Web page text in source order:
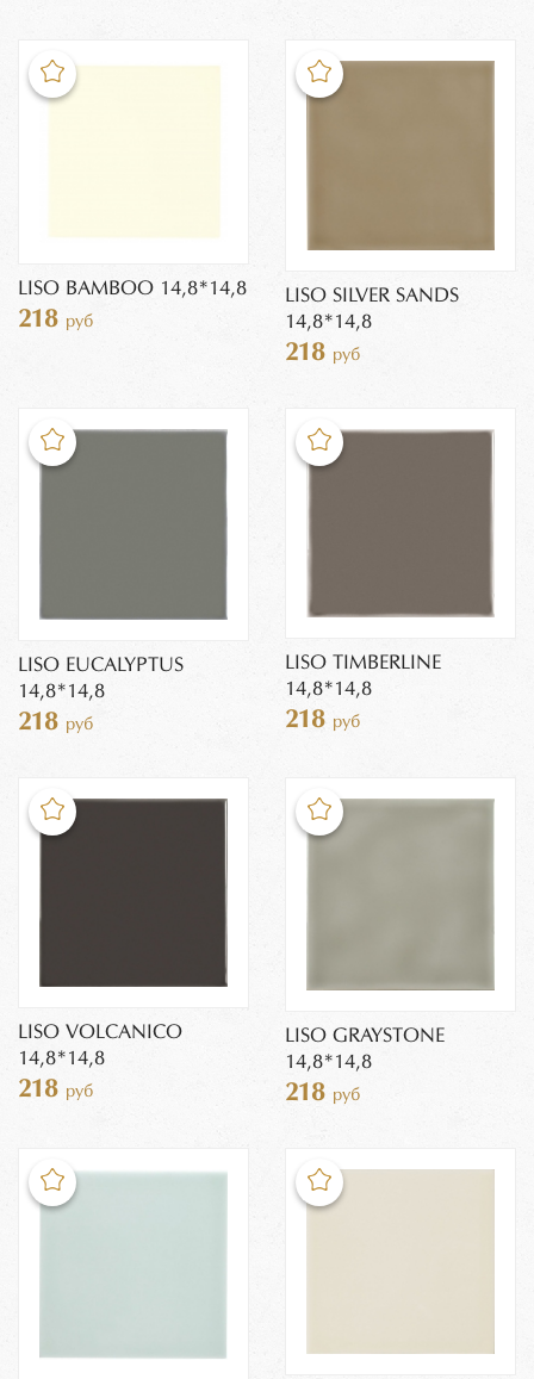
LISO BAMBOO 14,8*14,8
218 руб
LISO SILVER SANDS
14,8*14,8
218 руб
LISO EUCALYPTUS
14,8*14,8
218 руб
LISO TIMBERLINE
14,8*14,8
218 руб
LISO VOLCANICO
14,8*14,8
218 руб
LISO GRAYSTONE
14,8*14,8
218 руб